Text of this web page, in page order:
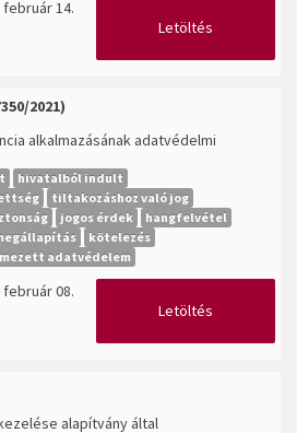
február 14.
Letöltés
2021)
alkalmazásának adatvédelmi
hivatalból indult
tiltakozáshoz való jog
jogos érdek
hangfelvétel
kötelezés
adatvédelem
február 08.
Letöltés
alapítvány által